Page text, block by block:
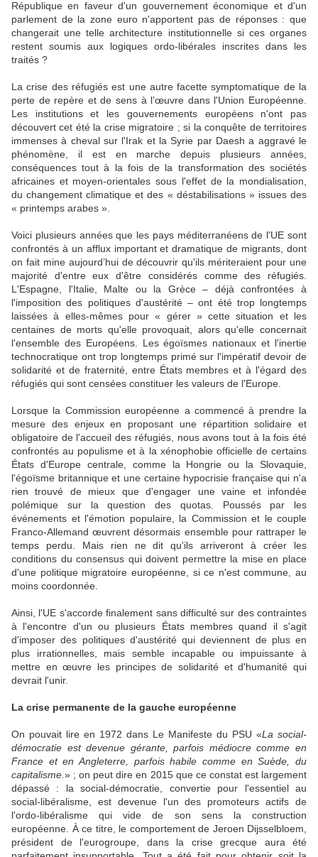
République en faveur d'un gouvernement économique et d'un
parlement de la zone euro n'apportent pas de réponses : que
changerait une telle architecture institutionnelle si ces organes
restent soumis aux logiques ordo-libérales inscrites dans les
traités ?
La crise des réfugiés est une autre facette symptomatique de la
perte de repère et de sens à l’œuvre dans l'Union Européenne.
Les institutions et les gouvernements européens n'ont pas
découvert cet été la crise migratoire ; si la conquête de territoires
immenses à cheval sur l'Irak et la Syrie par Daesh a aggravé le
phénomène, il est en marche depuis plusieurs années,
conséquences tout à la fois de la transformation des sociétés
africaines et moyen-orientales sous l'effet de la mondialisation,
du changement climatique et des « déstabilisations » issues des
« printemps arabes ».
Voici plusieurs années que les pays méditerranéens de l'UE sont
confrontés à un afflux important et dramatique de migrants, dont
on fait mine aujourd’hui de découvrir qu'ils mériteraient pour une
majorité d'entre eux d'être considérés comme des réfugiés.
L'Espagne, l'Italie, Malte ou la Grèce – déjà confrontées à
l'imposition des politiques d'austérité – ont été trop longtemps
laissées à elles-mêmes pour « gérer » cette situation et les
centaines de morts qu'elle provoquait, alors qu'elle concernait
l'ensemble des Européens. Les égoïsmes nationaux et l'inertie
technocratique ont trop longtemps primé sur l'impératif devoir de
solidarité et de fraternité, entre États membres et à l'égard des
réfugiés qui sont censées constituer les valeurs de l'Europe.
Lorsque la Commission européenne a commencé à prendre la
mesure des enjeux en proposant une répartition solidaire et
obligatoire de l'accueil des réfugiés, nous avons tout à la fois été
confrontés au populisme et à la xénophobie officielle de certains
États d'Europe centrale, comme la Hongrie ou la Slovaquie,
l'égoïsme britannique et une certaine hypocrisie française qui n'a
rien trouvé de mieux que d'engager une vaine et infondée
polémique sur la question des quotas. Poussés par les
événements et l'émotion populaire, la Commission et le couple
Franco-Allemand œuvrent désormais ensemble pour rattraper le
temps perdu. Mais rien ne dit qu'ils arriveront à créer les
conditions du consensus qui doivent permettre la mise en place
d'une politique migratoire européenne, si ce n'est commune, au
moins coordonnée.
Ainsi, l'UE s'accorde finalement sans difficulté sur des contraintes
à l'encontre d'un ou plusieurs États membres quand il s'agit
d'imposer des politiques d'austérité qui deviennent de plus en
plus irrationnelles, mais semble incapable ou impuissante à
mettre en œuvre les principes de solidarité et d'humanité qui
devrait l'unir.
La crise permanente de la gauche européenne
On pouvait lire en 1972 dans Le Manifeste du PSU «La social-
démocratie est devenue gérante, parfois médiocre comme en
France et en Angleterre, parfois habile comme en Suède, du
capitalisme. » ; on peut dire en 2015 que ce constat est largement
dépassé : la social-démocratie, convertie pour l'essentiel au
social-libéralisme, est devenue l'un des promoteurs actifs de
l'ordo-libéralisme qui vide de son sens la construction
européenne. À ce titre, le comportement de Jeroen Dijsselbloem,
président de l'eurogroupe, dans la crise grecque aura été